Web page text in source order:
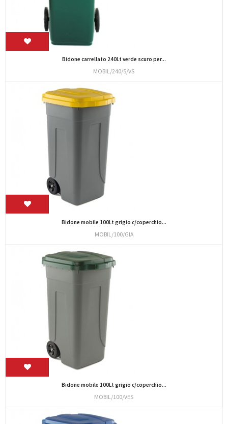
Bidone carrellato 240Lt verde scuro per...
MOBIL/240/5/VS
Bidone mobile 100Lt grigio c/coperchio...
MOBIL/100/GIA
Bidone mobile 100Lt grigio c/coperchio...
MOBIL/100/VES